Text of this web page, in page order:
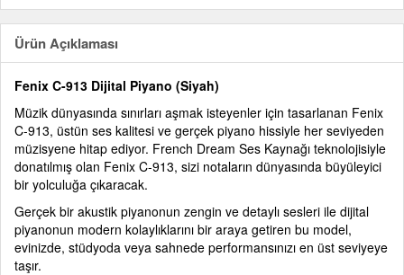
Ürün Açıklaması
Fenix C-913 Dijital Piyano (Siyah)
Müzik dünyasında sınırları aşmak isteyenler için tasarlanan Fenix
C-913, üstün ses kalitesi ve gerçek piyano hissiyle her seviyeden
müzisyene hitap ediyor. French Dream Ses Kaynağı teknolojisiyle
donatılmış olan Fenix C-913, sizi notaların dünyasında büyüleyici
bir yolculuğa çıkaracak.
Gerçek bir akustik piyanonun zengin ve detaylı sesleri ile dijital
piyanonun modern kolaylıklarını bir araya getiren bu model,
evinizde, stüdyoda veya sahnede performansınızı en üst seviyeye
taşır.